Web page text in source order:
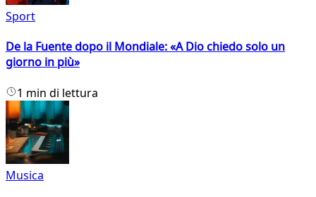
Sport
De la Fuente dopo il Mondiale: «A Dio chiedo solo un
giorno in più»
1 min di lettura
Musica